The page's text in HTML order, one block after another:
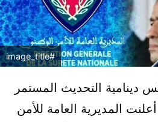
#image_title
التحديث المستمر
المديرية العامة للأمن